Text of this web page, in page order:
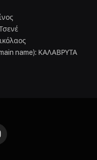
name): ΚΑΛΑΒΡΥΤΑ